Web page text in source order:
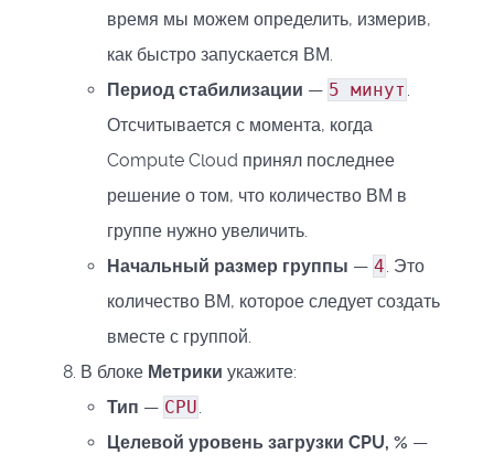
время мы можем определить, измерив,
как быстро запускается ВМ.
Период стабилизации — 5 минут .
Отсчитывается с момента, когда
Compute Cloud принял последнее
решение о том, что количество ВМ в
группе нужно увеличить.
Начальный размер группы — 4. Это
количество ВМ, которое следует создать
вместе с группой.
В блоке Метрики укажите:
Тип — CPU.
Целевой уровень загрузки CPU, % —